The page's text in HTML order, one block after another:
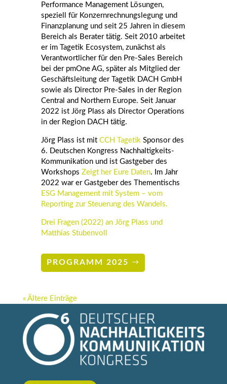
Performance Management Lösungen,
speziell für Konzernrechnungslegung und
Finanzplanung und seit 25 Jahren in diesem
Bereich als Berater tätig. Seit 2010 arbeitet
er im Tagetik Ecosystem, zunächst als
Verantwortlicher für den Pre-Sales Bereich
bei der pmOne AG, später als Mitglied der
Geschäftsleitung der Tagetik DACH GmbH
sowie als Director Pre-Sales in der Region
Central and Northern Europe. Seit Januar
2022 ist Jörg Plass als Director Operations
in der Region DACH tätig.
Jörg Plass ist mit CCH Tagetik Sponsor des
6. Deutschen Kongress Nachhaltigkeits-
Kommunikation und ist Gastgeber des
Workshops Zeigt her Eure Daten. Im Jahr
2022 war er Gastgeber des Thementischs
ESG Management mit System – vom
Reporting zur Steuerung des Wandels.
Drei Fragen (2022) an Jörg Plass und
Matthias Stubenvoll
PROGRAMM 2025
« Ältere Einträge